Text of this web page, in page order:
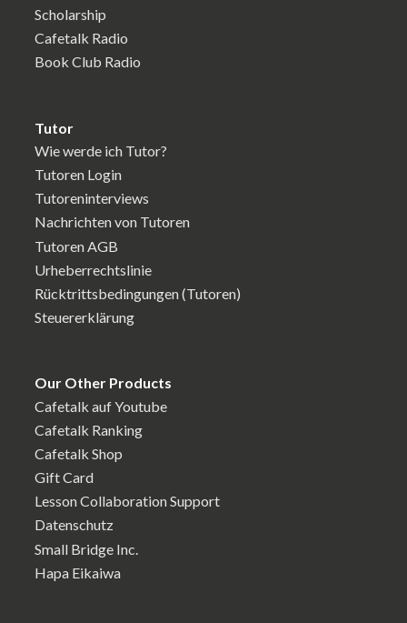
Scholarship
Cafetalk Radio
Book Club Radio
Tutor
Wie werde ich Tutor?
Tutoren Login
Tutoreninterviews
Nachrichten von Tutoren
Tutoren AGB
Urheberrechtslinie
Rücktrittsbedingungen (Tutoren)
Steuererklärung
Our Other Products
Cafetalk auf Youtube
Cafetalk Ranking
Cafetalk Shop
Gift Card
Lesson Collaboration Support
Datenschutz
Small Bridge Inc.
Hapa Eikaiwa